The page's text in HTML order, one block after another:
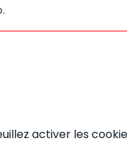
activer les